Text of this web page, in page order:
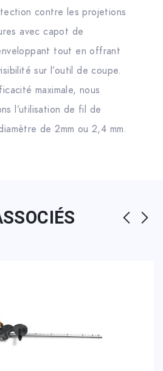
contre les projetions
avec capot de
tout en offrant
sur l’outil de coupe.
maximale, nous
l’utilisation de fil de
de 2mm ou 2,4 mm.